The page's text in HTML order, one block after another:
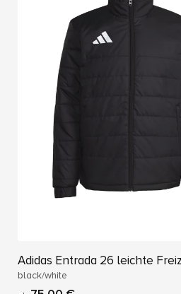
Adidas Entrada 26 leichte
black/white